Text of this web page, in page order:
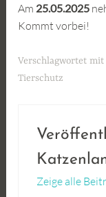
Am 25.05.2025
Kommt vorbei!
Verschlagwortet mit
Tierschutz
Zeige alle